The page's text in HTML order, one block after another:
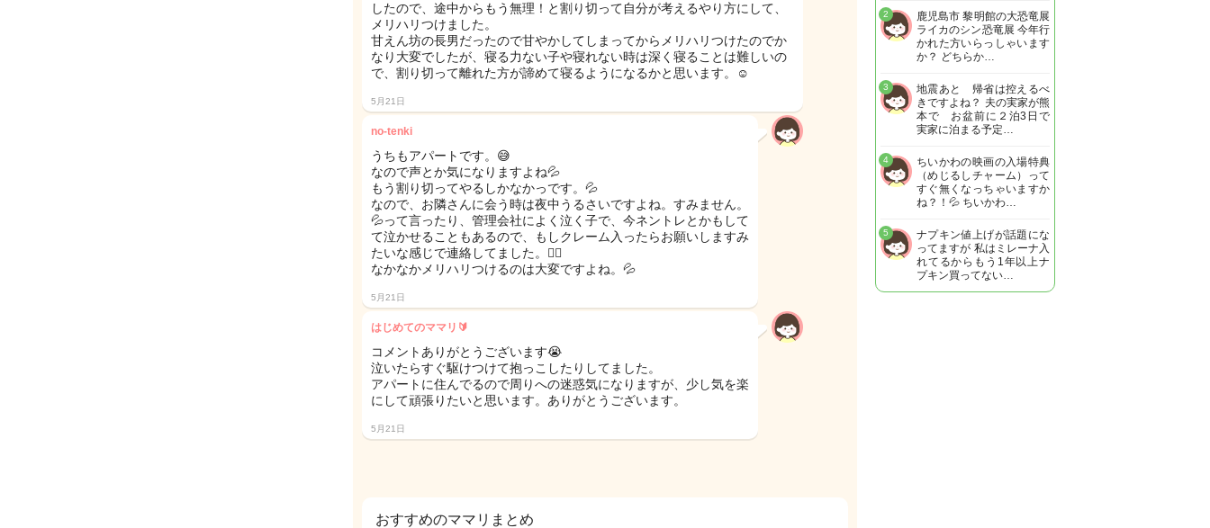
したので、途中からもう無理！と割り切って自分が考えるやり方にして、
メリハリつけました。
甘えん坊の長男だったので甘やかしてしまってからメリハリつけたのでか
なり大変でしたが、寝る力ない子や寝れない時は深く寝ることは難しいの
で、割り切って離れた方が諦めて寝るようになるかと思います。☺️
5月21日
no-tenki
うちもアパートです。😅
なので声とか気になりますよね💦
もう割り切ってやるしかなかっです。💦
なので、お隣さんに会う時は夜中うるさいですよね。すみません。
💦って言ったり、管理会社によく泣く子で、今ネントレとかもして
て泣かせることもあるので、もしクレーム入ったらお願いしますみ
たいな感じで連絡してました。😮‍💨
なかなかメリハリつけるのは大変ですよね。💦
5月21日
はじめてのママリ🔰
コメントありがとうございます😭
泣いたらすぐ駆けつけて抱っこしたりしてました。
アパートに住んでるので周りへの迷惑気になりますが、少し気を楽
にして頑張りたいと思います。ありがとうございます。
5月21日
おすすめのママリまとめ
鹿児島市 黎明館の大恐竜展
ライカのシン恐竜展 今年行
かれた方いらっしゃいます
か？ どちらか…
2
地震あと 帰省は控えるべ
きですよね？ 夫の実家が熊
本で お盆前に２泊3日で
実家に泊まる予定…
3
ちいかわの映画の入場特典
（めじるしチャーム）って
すぐ無くなっちゃいますか
ね？！💦 ちいかわ…
4
ナプキン値上げが話題にな
ってますが 私はミレーナ入
れてるからもう1年以上ナ
プキン買ってない…
5